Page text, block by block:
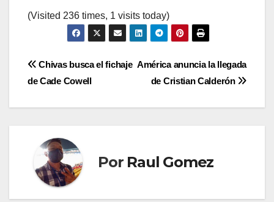
(Visited 236 times, 1 visits today)
NavegaciónAmérica anuncia la llegada
de Cristian Calderón
Chivas busca el fichaje
de Cade Cowell
Por Raul Gomez